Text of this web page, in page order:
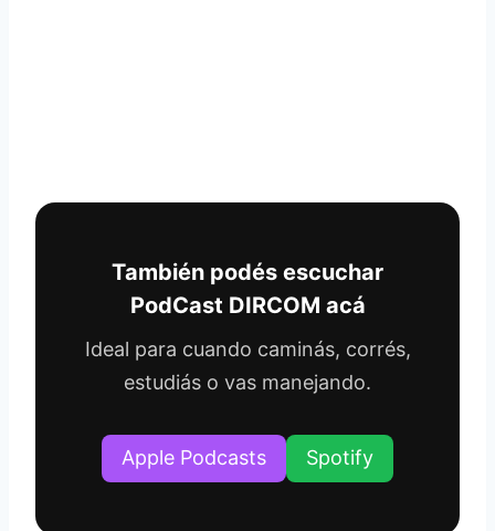
También podés escuchar
PodCast DIRCOM acá
Ideal para cuando caminás, corrés,
estudiás o vas manejando.
Apple Podcasts Spotify